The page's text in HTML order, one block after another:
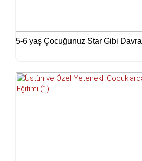
5-6 yaş Çocuğunuz Star Gibi